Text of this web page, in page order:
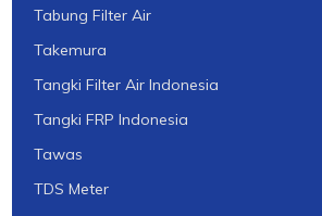
Tabung Filter Air
Takemura
Tangki Filter Air Indonesia
Tangki FRP Indonesia
Tawas
TDS Meter